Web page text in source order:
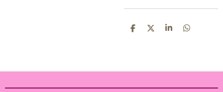
D
D
S
D